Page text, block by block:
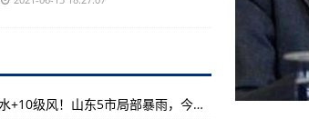
雷电+短时强降水+10级风！山东5市局部暴雨，今夜到达